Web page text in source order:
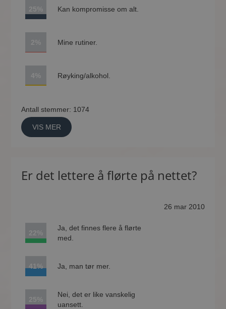
25% Kan kompromisse om alt.
2% Mine rutiner.
4% Røyking/alkohol.
Antall stemmer: 1074
VIS MER
Er det lettere å flørte på nettet?
26 mar 2010
22%
Ja, det finnes flere å flørte
med.
41% Ja, man tør mer.
25%
Nei, det er like vanskelig
uansett.